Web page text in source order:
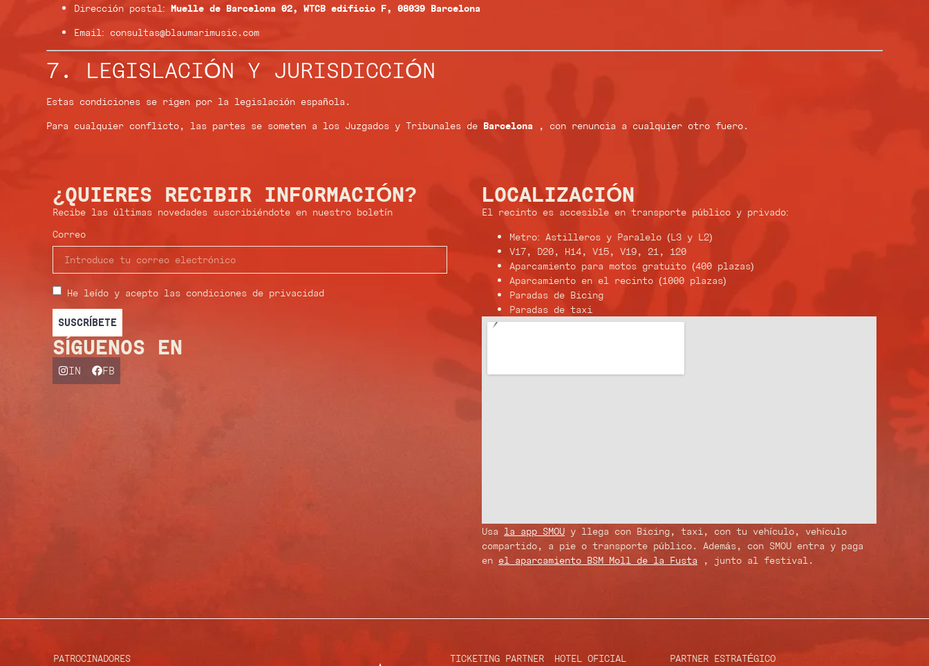
Dirección postal:Muelle de Barcelona 02, WTCB edificio F, 08039 Barcelona
Email: consultas@blaumarimusic.com
7. LEGISLACIÓN Y JURISDICCIÓN
Estas condiciones se rigen por la legislación española.
Para cualquier conflicto, las partes se someten a los Juzgados y Tribunales de Barcelona , ​​con renuncia a cualquier otro fuero.
¿QUIERES RECIBIR INFORMACIÓN?
Recibe las últimas novedades suscribiéndote en nuestro boletín
Correo
He leído y acepto las condiciones de privacidad
SUSCRÍBETE
SÍGUENOS EN
IN FB
LOCALIZACIÓN
El recinto es accesible en transporte público y privado:
Metro: Astilleros y Paralelo (L3 y L2)
V17, D20, H14, V15, V19, 21, 120
Aparcamiento para motos gratuito (400 plazas)
Aparcamiento en el recinto (1000 plazas)
Paradas de Bicing
Paradas de taxi
Usa la app SMOU y llega con Bicing, taxi, con tu vehículo, vehículo
compartido, a pie o transporte público. Además, con SMOU entra y paga
en el aparcamiento BSM Moll de la Fusta , junto al festival.
PATROCINADORES TICKETING PARTNER HOTEL OFICIAL PARTNER ESTRATÉGICO